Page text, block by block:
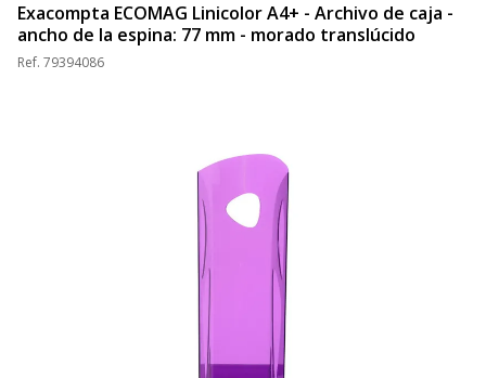
Exacompta ECOMAG Linicolor A4+ - Archivo de caja -
ancho de la espina: 77 mm - morado translúcido
Ref. 79394086